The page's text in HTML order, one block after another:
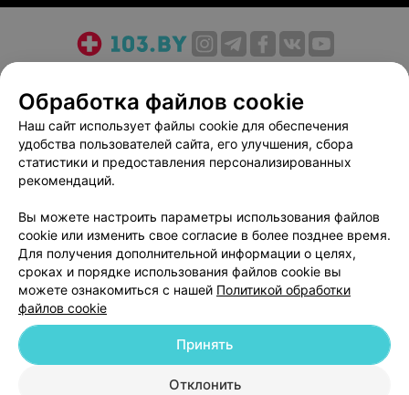
Медицинский маркетинг
Публичный договор
Пользовательское соглашение
Способы оплаты
Вакансии
Партнеры
Написать руководителю 103.by
Персональные настройки cookie
Обработка персональных данных
Обработка файлов cookie
Наш сайт использует файлы cookie для обеспечения
удобства пользователей сайта, его улучшения, сбора
статистики и предоставления персонализированных
рекомендаций.
Вы можете настроить параметры использования файлов
cookie или изменить свое согласие в более позднее время.
Для получения дополнительной информации о целях,
сроках и порядке использования файлов cookie вы
можете ознакомиться с нашей Политикой обработки
файлов cookie
Отклонить
Принять